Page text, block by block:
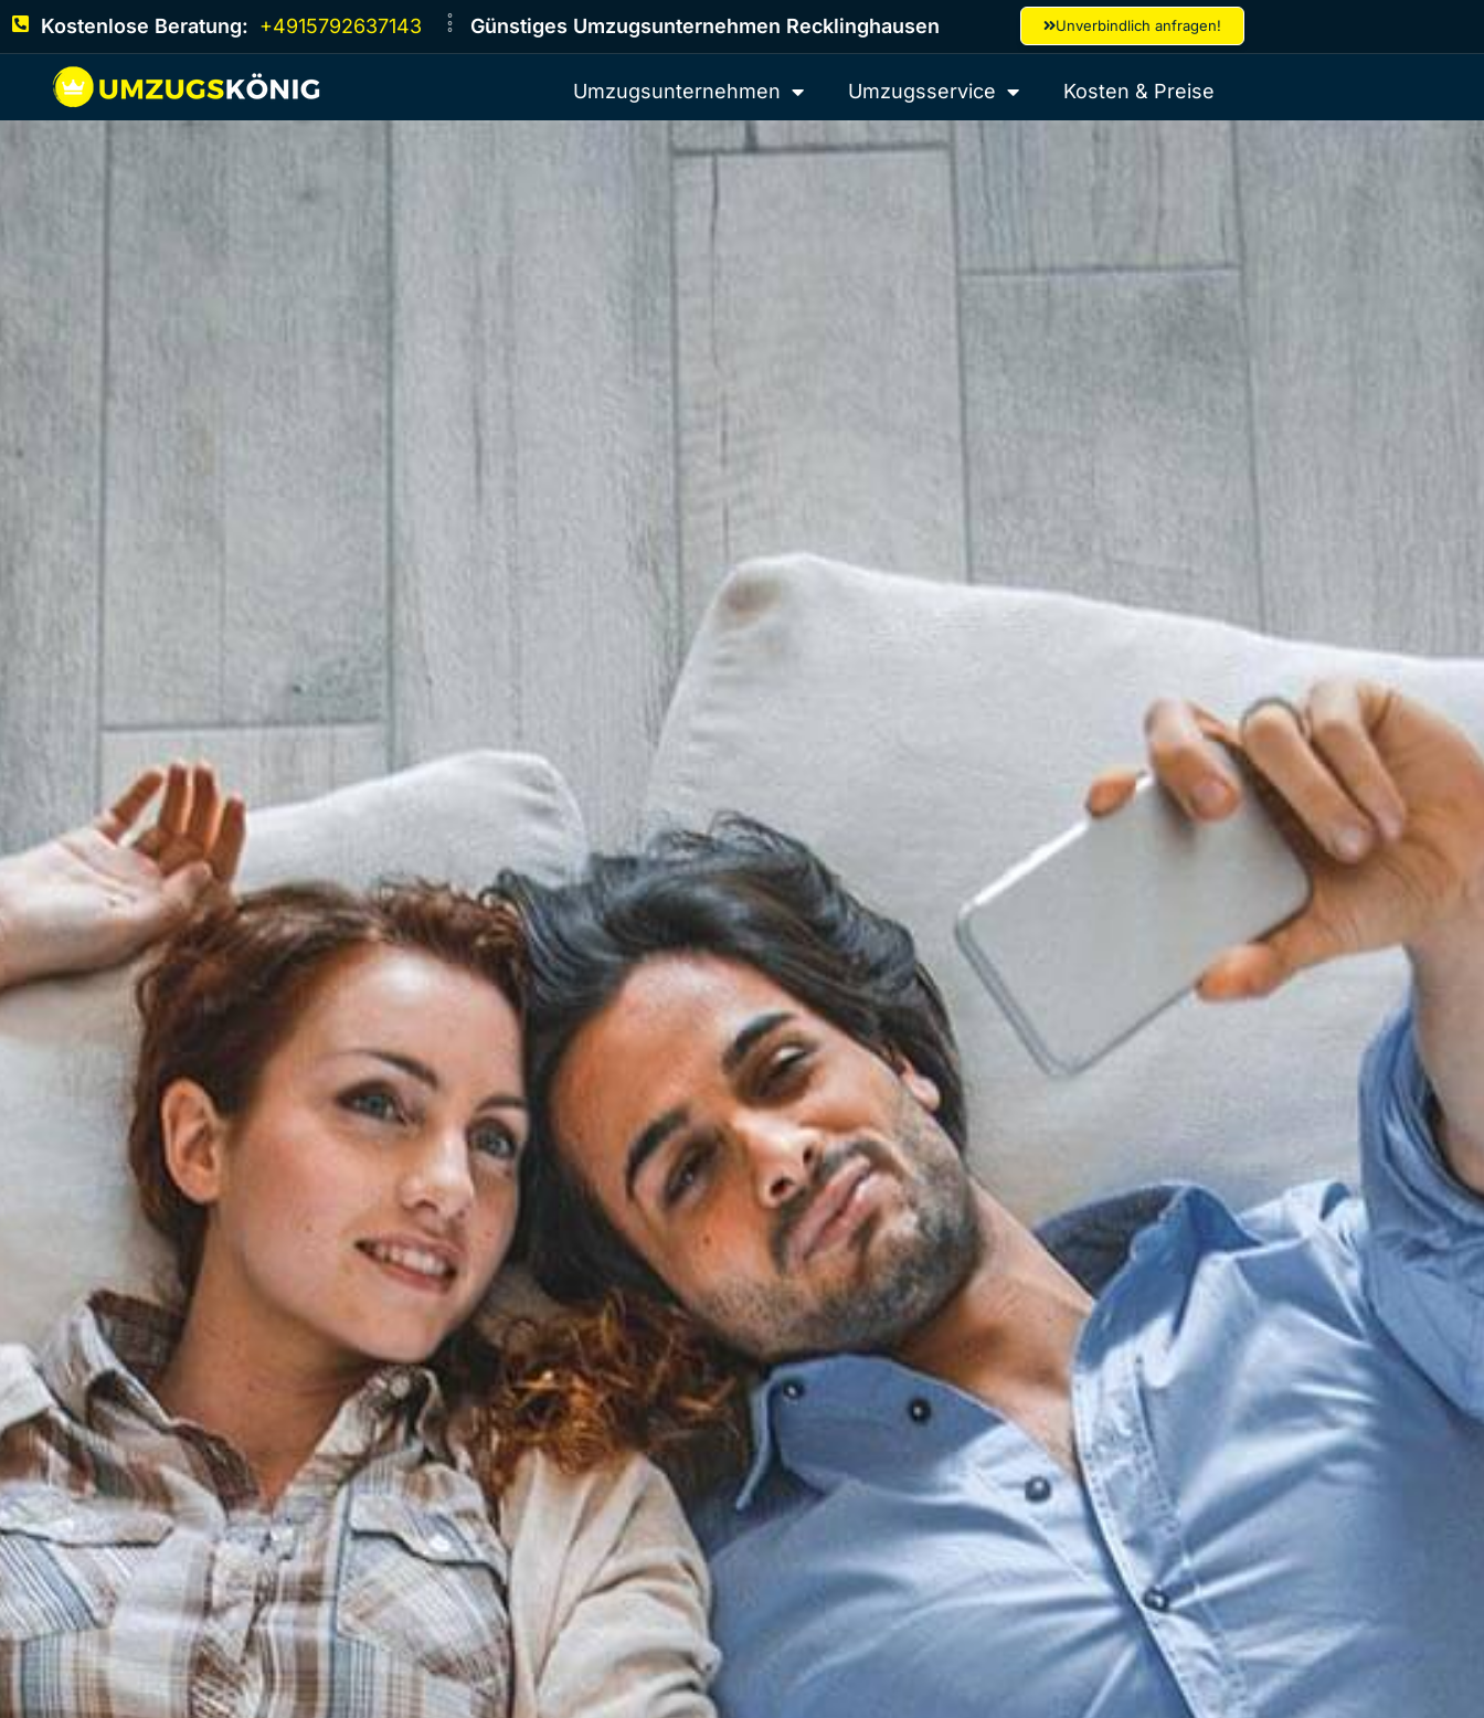
Kostenlose Beratung: +4915792637143 Günstiges Umzugsunternehmen Recklinghausen Unverbindlich anfragen!
Umzugsunternehmen Umzugsservice Kosten & Preise